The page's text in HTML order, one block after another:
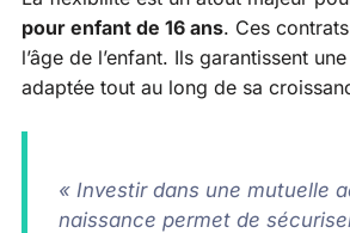
pour enfant de 16 ans. Ces
l’âge de l’enfant. Ils garantissent
adaptée tout au long de sa
« Investir dans une mutuelle
naissance permet de